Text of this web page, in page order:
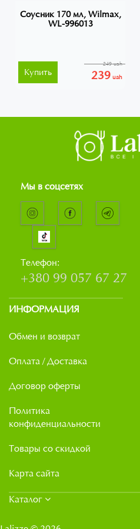
Соусник 170 мл, Wilmax,
WL-996013
239 uah
249 uah
Купить
Мы в соцсетях
Телефон:
+380 99 057 67 27
ИНФОРМАЦИЯ
Обмен и возврат
Оплата / Доставка
Договор оферты
Политика
конфиденциальности
Товары со скидкой
Карта сайта
Каталог